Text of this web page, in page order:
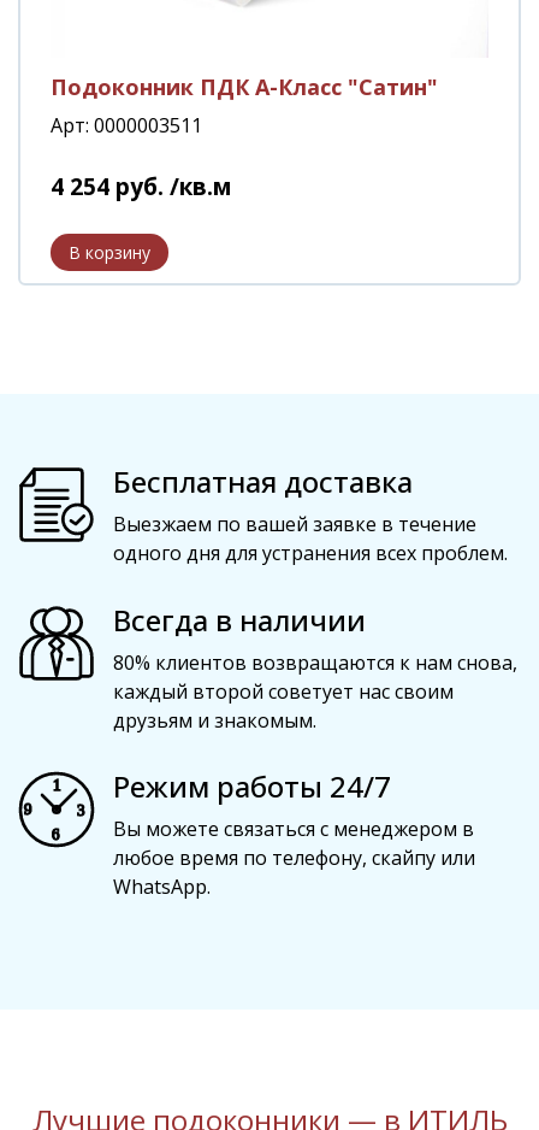
Подоконник ПДК А-Класс "Сатин"
Арт: 0000003511
4 254 руб. /кв.м
Бесплатная доставка
Выезжаем по вашей заявке в течение
одного дня для устранения всех проблем.
Всегда в наличии
80% клиентов возвращаются к нам снова,
каждый второй советует нас своим
друзьям и знакомым.
Режим работы 24/7
Вы можете связаться с менеджером в
любое время по телефону, скайпу или
WhatsApp.
Лучшие подоконники — в ИТИЛЬ